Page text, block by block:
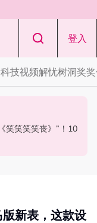
登入
科技视频解忧树洞奖
“替完蜘蛛人，马上
陆大马！
笑笑笑笑丧》”！10
新表，这款设